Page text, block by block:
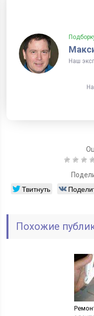
Наш
Твитнуть
Похожие